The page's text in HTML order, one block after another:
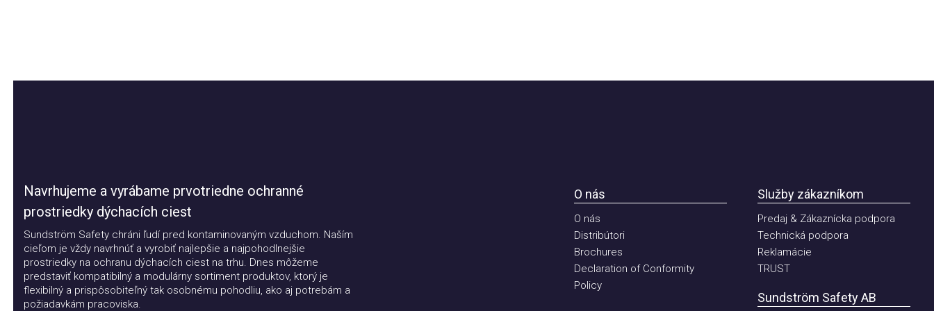
Navrhujeme a vyrábame prvotriedne ochranné
prostriedky dýchacích ciest
Sundström Safety chráni ľudí pred kontaminovaným vzduchom. Naším
cieľom je vždy navrhnúť a vyrobiť najlepšie a najpohodlnejšie
prostriedky na ochranu dýchacích ciest na trhu. Dnes môžeme
predstaviť kompatibilný a modulárny sortiment produktov, ktorý je
flexibilný a prispôsobiteľný tak osobnému pohodliu, ako aj potrebám a
požiadavkám pracoviska.
O nás
O nás
Distribútori
Brochures
Declaration of Conformity
Policy
Služby zákazníkom
Predaj & Zákaznícka podpora
Technická podpora
Reklamácie
TRUST
Sundström Safety AB